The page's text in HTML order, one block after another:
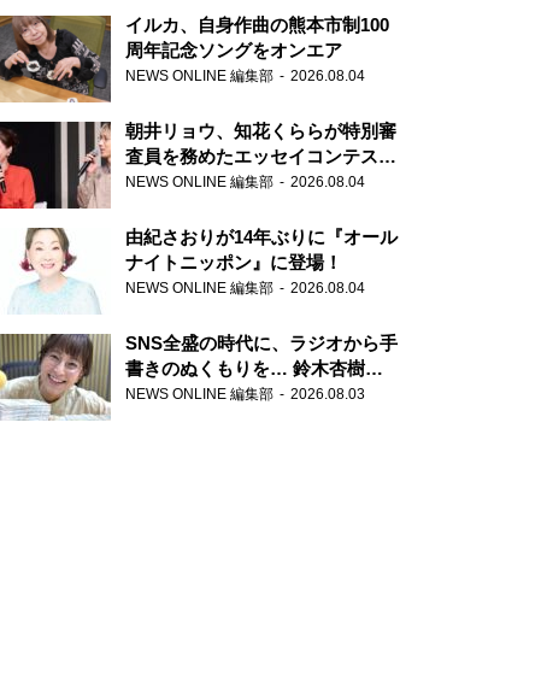
イルカ、自身作曲の熊本市制100
周年記念ソングをオンエア
NEWS ONLINE 編集部 2026.08.04
朝井リョウ、知花くららが特別審
査員を務めたエッセイコンテスト
の特別番組「#いまあなたに伝え
NEWS ONLINE 編集部 2026.08.04
由紀さおりが14年ぶりに『オール
ナイトニッポン』に登場！
NEWS ONLINE 編集部 2026.08.04
SNS全盛の時代に、ラジオから手
書きのぬくもりを… 鈴木杏樹の
直筆はがきが届く！
NEWS ONLINE 編集部 2026.08.03